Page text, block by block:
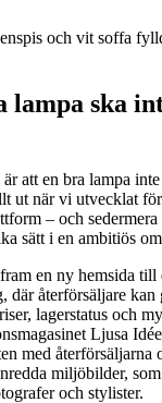
lampa ska
att en bra lampa
ut när vi utvecklat
– och
sätt i en ambitiös
en ny hemsida till
där återförsäljare kan
lagerstatus och
Ljusa
med återförsäljarna
miljöbilder,
och stylister.